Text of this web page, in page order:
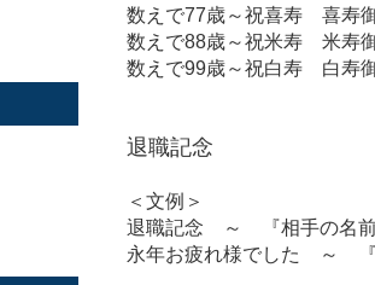
数えで77歳～祝喜寿 喜
数えで88歳～祝米寿 米
数えで99歳～祝白寿 白
退職記念
＜文例＞
退職記念 ～ 『相手の名前
永年お疲れ様でした ～ 『